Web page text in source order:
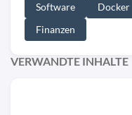
Software Docker
Finanzen
VERWANDTE INHALTE